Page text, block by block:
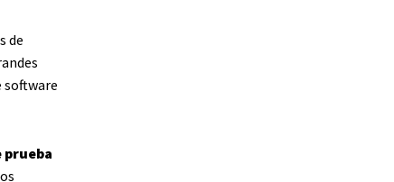
de
software